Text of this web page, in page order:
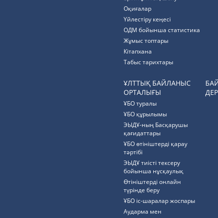
Оқиғалар
Үйлестіру кеңесі
ОДМ бойынша статистика
Жұмыс топтары
Кітапхана
Табыс тарихтары
ҰЛТТЫҚ БАЙЛАНЫС
ОРТАЛЫҒЫ
ҰБО туралы
ҰБО құрылымы
ЭЫДҰ-ның Басқарушы
қағидаттары
ҰБО өтініштерді қарау
тәртібі
ЭЫДҰ тиісті тексеру
бойынша нұсқаулық
Өтініштерді онлайн
түрінде беру
ҰБО іс-шаралар жоспары
Аударма мен